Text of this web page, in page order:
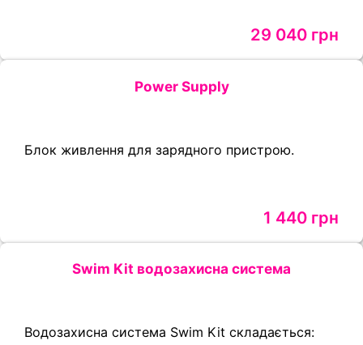
29 040 грн
Power Supply
Блок живлення для зарядного пристрою.
1 440 грн
Swim Kit водозахисна система
Водозахисна система Swim Kit складається: